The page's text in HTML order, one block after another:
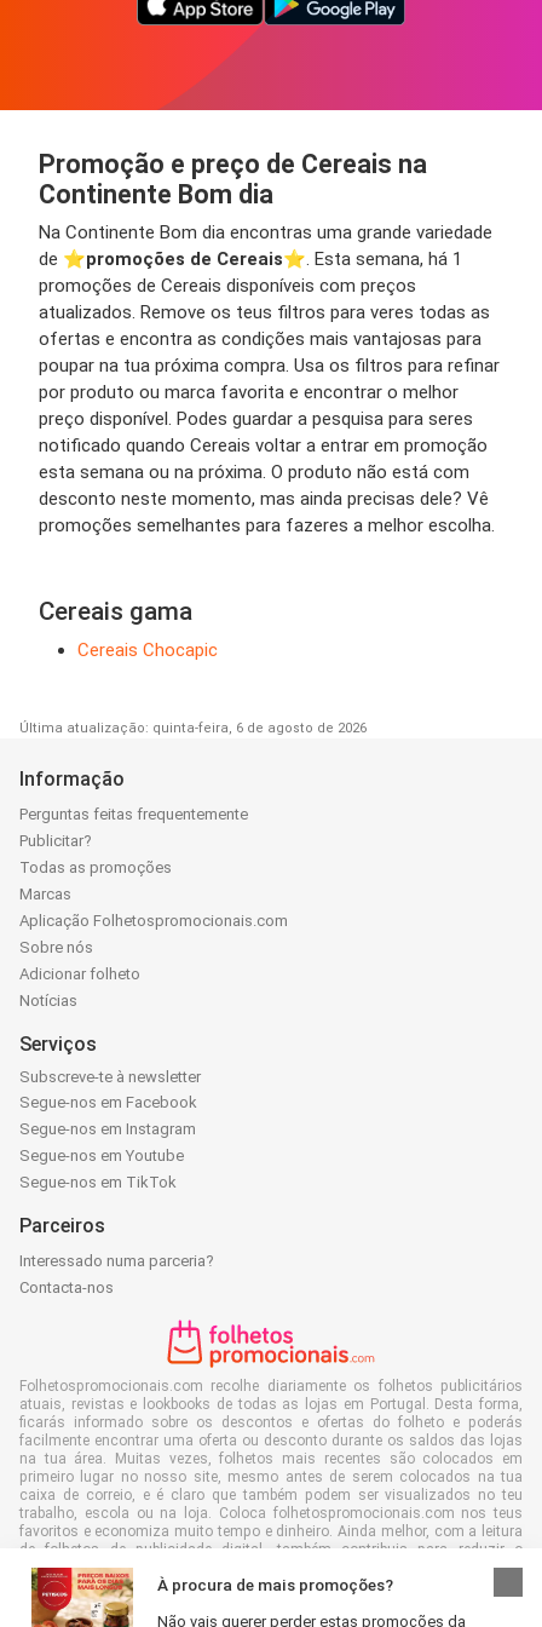
Promoção e preço de Cereais na
Continente Bom dia
Na Continente Bom dia encontras uma grande variedade
de ⭐️promoções de Cereais⭐️. Esta semana, há 1
promoções de Cereais disponíveis com preços
atualizados. Remove os teus filtros para veres todas as
ofertas e encontra as condições mais vantajosas para
poupar na tua próxima compra. Usa os filtros para refinar
por produto ou marca favorita e encontrar o melhor
preço disponível. Podes guardar a pesquisa para seres
notificado quando Cereais voltar a entrar em promoção
esta semana ou na próxima. O produto não está com
desconto neste momento, mas ainda precisas dele? Vê
promoções semelhantes para fazeres a melhor escolha.
Cereais gama
Cereais Chocapic
Última atualização: quinta-feira, 6 de agosto de 2026
À procura de mais promoções?
Não vais querer perder estas promoções da
Informação
Perguntas feitas frequentemente
Publicitar?
Todas as promoções
Marcas
Aplicação Folhetospromocionais.com
Sobre nós
Adicionar folheto
Notícias
Serviços
Subscreve-te à newsletter
Segue-nos em Facebook
Segue-nos em Instagram
Segue-nos em Youtube
Segue-nos em TikTok
Parceiros
Interessado numa parceria?
Contacta-nos
Folhetospromocionais.com recolhe diariamente os folhetos publicitários
atuais, revistas e lookbooks de todas as lojas em Portugal. Desta forma,
ficarás informado sobre os descontos e ofertas do folheto e poderás
facilmente encontrar uma oferta ou desconto durante os saldos das lojas
na tua área. Muitas vezes, folhetos mais recentes são colocados em
primeiro lugar no nosso site, mesmo antes de serem colocados na tua
caixa de correio, e é claro que também podem ser visualizados no teu
trabalho, escola ou na loja. Coloca folhetospromocionais.com nos teus
favoritos e economiza muito tempo e dinheiro. Ainda melhor, com a leitura
de folhetos de publicidade digital, também contribuis para reduzir o
desperdício de papel e isso é bom para o nosso ambiente.